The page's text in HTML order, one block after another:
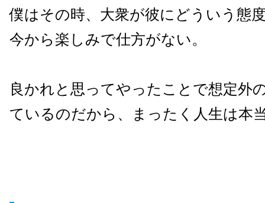
僕はその時、大衆が彼にどういう態
今から楽しみで仕方がない。
良かれと思ってやったことで想定外
ているのだから、まったく人生は本